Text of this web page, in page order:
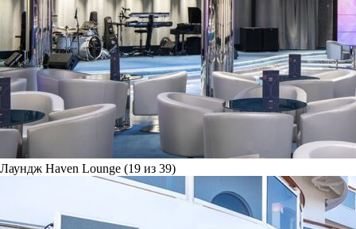
Лаундж Haven Lounge (19 из 39)